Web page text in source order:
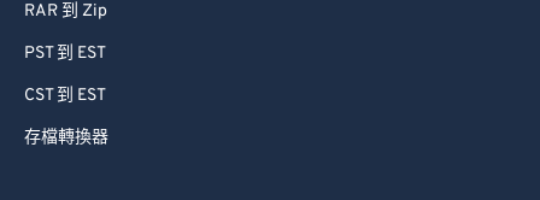
RAR 到 Zip
PST 到 EST
CST 到 EST
存檔轉換器